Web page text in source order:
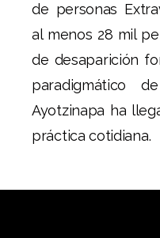
de personas
al menos 28 mil
de desaparición
paradigmático
Ayotzinapa ha
práctica cotidiana.